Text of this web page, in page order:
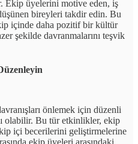
Ekip üyelerini motive eden, iş
bireyleri takdir edin. Bu
içinde daha pozitif bir kültür
şekilde davranmalarını teşvik
önlemek için düzenli
olabilir. Bu tür etkinlikler, ekip
içi becerilerini geliştirmelerine
ekip üyeleri arasındaki